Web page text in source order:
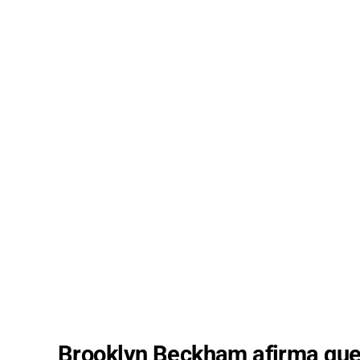
Brooklyn Beckham afirma